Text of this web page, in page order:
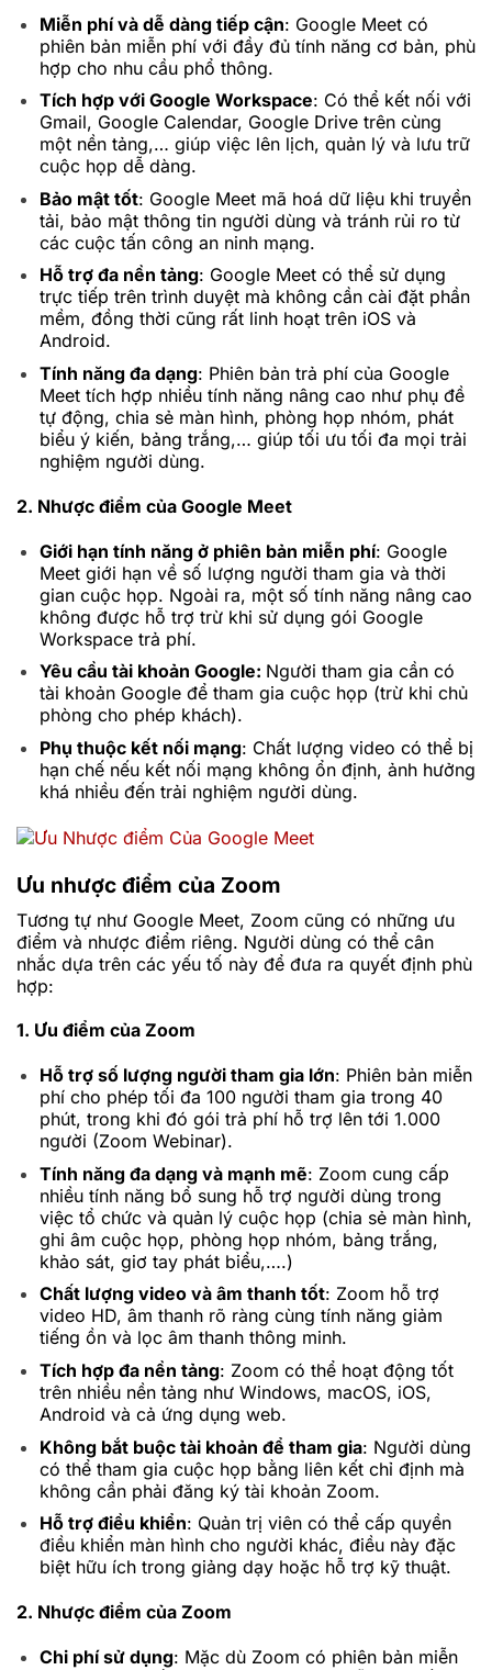
Miễn phí và dễ dàng tiếp cận: Google Meet có
phiên bản miễn phí với đầy đủ tính năng cơ bản, phù
hợp cho nhu cầu phổ thông.
Tích hợp với Google Workspace: Có thể kết nối với
Gmail, Google Calendar, Google Drive trên cùng
một nền tảng,… giúp việc lên lịch, quản lý và lưu trữ
cuộc họp dễ dàng.
Bảo mật tốt: Google Meet mã hoá dữ liệu khi truyền
tải, bảo mật thông tin người dùng và tránh rủi ro từ
các cuộc tấn công an ninh mạng.
Hỗ trợ đa nền tảng: Google Meet có thể sử dụng
trực tiếp trên trình duyệt mà không cần cài đặt phần
mềm, đồng thời cũng rất linh hoạt trên iOS và
Android.
Tính năng đa dạng: Phiên bản trả phí của Google
Meet tích hợp nhiều tính năng nâng cao như phụ đề
tự động, chia sẻ màn hình, phòng họp nhóm, phát
biểu ý kiến, bảng trắng,… giúp tối ưu tối đa mọi trải
nghiệm người dùng.
2. Nhược điểm của Google Meet
Giới hạn tính năng ở phiên bản miễn phí: Google
Meet giới hạn về số lượng người tham gia và thời
gian cuộc họp. Ngoài ra, một số tính năng nâng cao
không được hỗ trợ trừ khi sử dụng gói Google
Workspace trả phí.
Yêu cầu tài khoản Google: Người tham gia cần có
tài khoản Google để tham gia cuộc họp (trừ khi chủ
phòng cho phép khách).
Phụ thuộc kết nối mạng: Chất lượng video có thể bị
hạn chế nếu kết nối mạng không ổn định, ảnh hưởng
khá nhiều đến trải nghiệm người dùng.
Ưu nhược điểm của Zoom
Tương tự như Google Meet, Zoom cũng có những ưu
điểm và nhược điểm riêng. Người dùng có thể cân
nhắc dựa trên các yếu tố này để đưa ra quyết định phù
hợp:
1. Ưu điểm của Zoom
Hỗ trợ số lượng người tham gia lớn: Phiên bản miễn
phí cho phép tối đa 100 người tham gia trong 40
phút, trong khi đó gói trả phí hỗ trợ lên tới 1.000
người (Zoom Webinar).
Tính năng đa dạng và mạnh mẽ: Zoom cung cấp
nhiều tính năng bổ sung hỗ trợ người dùng trong
việc tổ chức và quản lý cuộc họp (chia sẻ màn hình,
ghi âm cuộc họp, phòng họp nhóm, bảng trắng,
khảo sát, giơ tay phát biểu,….)
Chất lượng video và âm thanh tốt: Zoom hỗ trợ
video HD, âm thanh rõ ràng cùng tính năng giảm
tiếng ồn và lọc âm thanh thông minh.
Tích hợp đa nền tảng: Zoom có thể hoạt động tốt
trên nhiều nền tảng như Windows, macOS, iOS,
Android và cả ứng dụng web.
Không bắt buộc tài khoản để tham gia: Người dùng
có thể tham gia cuộc họp bằng liên kết chỉ định mà
không cần phải đăng ký tài khoản Zoom.
Hỗ trợ điều khiển: Quản trị viên có thể cấp quyền
điều khiển màn hình cho người khác, điều này đặc
biệt hữu ích trong giảng dạy hoặc hỗ trợ kỹ thuật.
2. Nhược điểm của Zoom
Chi phí sử dụng: Mặc dù Zoom có phiên bản miễn